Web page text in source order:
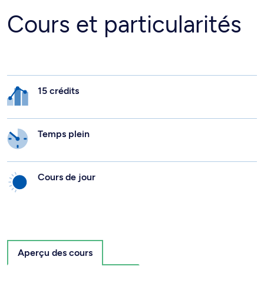
Cours et particularités
15 crédits
Temps plein
Cours de jour
Aperçu des cours